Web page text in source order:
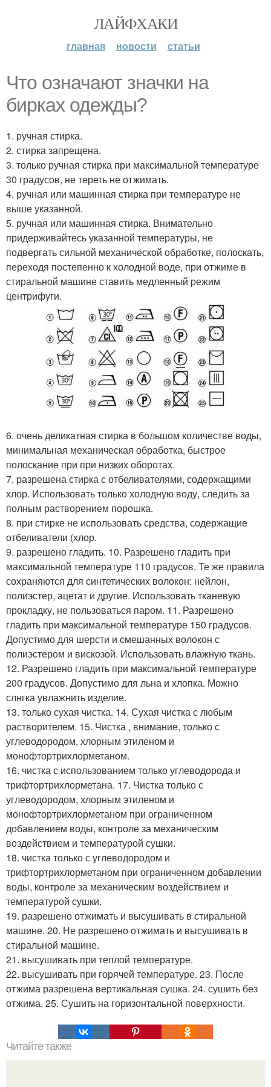
ЛАЙФХАКИ
главная новости статьи
Что означают значки на
бирках одежды?
1. ручная стирка.
2. стирка запрещена.
3. только ручная стирка при максимальной температуре
30 градусов, не тереть не отжимать.
4. ручная или машинная стирка при температуре не
выше указанной.
5. ручная или машинная стирка. Внимательно
придерживайтесь указанной температуры, не
подвергать сильной механической обработке, полоскать,
переходя постепенно к холодной воде, при отжиме в
стиральной машине ставить медленный режим
центрифуги.
6. очень деликатная стирка в большом количестве воды,
минимальная механическая обработка, быстрое
полоскание при при низких оборотах.
7. разрешена стирка с отбеливателями, содержащими
хлор. Использовать только холодную воду, следить за
полным растворением порошка.
8. при стирке не использовать средства, содержащие
отбеливатели (хлор.
9. разрешено гладить. 10. Разрешено гладить при
максимальной температуре 110 градусов. Те же правила
сохраняются для синтетических волокон: нейлон,
полиэстер, ацетат и другие. Использовать тканевую
прокладку, не пользоваться паром. 11. Разрешено
гладить при максимальной температуре 150 градусов.
Допустимо для шерсти и смешанных волокон с
полиэстером и вискозой. Использовать влажную ткань.
12. Разрешено гладить при максимальной температуре
200 градусов. Допустимо для льна и хлопка. Можно
слнгка увлажнить изделие.
13. только сухая чистка. 14. Сухая чистка с любым
растворителем. 15. Чистка , внимание, только с
углеводородом, хлорным этиленом и
монофтортрихлорметаном.
16. чистка с использованием только углеводорода и
трифтортрихлорметана. 17. Чистка только с
углеводородом, хлорным этиленом и
монофтортрихлорметаном при ограниченном
добавлением воды, контроле за механическим
воздействием и температурой сушки.
18. чистка только с углеводородом и
трифтортрихлорметаном при ограниченном добавлении
воды, контроле за механическим воздействием и
температурой сушки.
19. разрешено отжимать и высушивать в стиральной
машине. 20. Не разрешено отжимать и высушивать в
стиральной машине.
21. высушивать при теплой температуре.
22. высушивать при горячей температуре. 23. После
отжима разрешена вертикальная сушка. 24. сушить без
отжима. 25. Сушить на горизонтальной поверхности.
Читайте также